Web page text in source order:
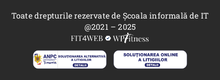
Toate drepturile rezervate de Școala informală de IT
@2021 – 2025